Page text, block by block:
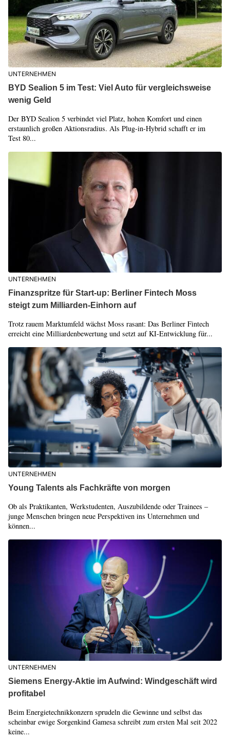
UNTERNEHMEN
BYD Sealion 5 im Test: Viel Auto für vergleichsweise
wenig Geld
Der BYD Sealion 5 verbindet viel Platz, hohen Komfort und einen
erstaunlich großen Aktionsradius. Als Plug-in-Hybrid schafft er im
Test 80...
UNTERNEHMEN
Finanzspritze für Start-up: Berliner Fintech Moss
steigt zum Milliarden-Einhorn auf
Trotz rauem Marktumfeld wächst Moss rasant: Das Berliner Fintech
erreicht eine Milliardenbewertung und setzt auf KI-Entwicklung für...
UNTERNEHMEN
Young Talents als Fachkräfte von morgen
Ob als Praktikanten, Werkstudenten, Auszubildende oder Trainees –
junge Menschen bringen neue Perspektiven ins Unternehmen und
können...
UNTERNEHMEN
Siemens Energy-Aktie im Aufwind: Windgeschäft wird
profitabel
Beim Energietechnikkonzern sprudeln die Gewinne und selbst das
scheinbar ewige Sorgenkind Gamesa schreibt zum ersten Mal seit 2022
keine...